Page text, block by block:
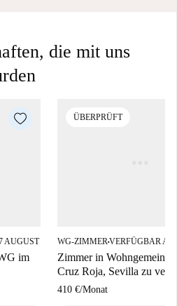
die mit uns
AUGUST
im
ÜBERPRÜFT
WG-ZIMMER■VERFÜGBAR AB
Zimmer in
Cruz Roja, Sevilla zu
410 €/Monat